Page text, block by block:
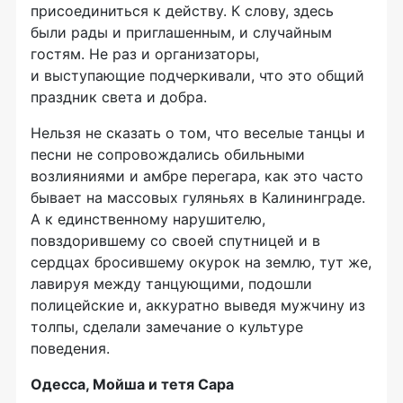
присоединиться к действу. К слову, здесь
были рады и приглашенным, и случайным
гостям. Не раз и организаторы,
и выступающие подчеркивали, что это общий
праздник света и добра.
Нельзя не сказать о том, что веселые танцы и
песни не сопровождались обильными
возлияниями и амбре перегара, как это часто
бывает на массовых гуляньях в Калининграде.
А к единственному нарушителю,
повздорившему со своей спутницей и в
сердцах бросившему окурок на землю, тут же,
лавируя между танцующими, подошли
полицейские и, аккуратно выведя мужчину из
толпы, сделали замечание о культуре
поведения.
Одесса, Мойша и тетя Сара